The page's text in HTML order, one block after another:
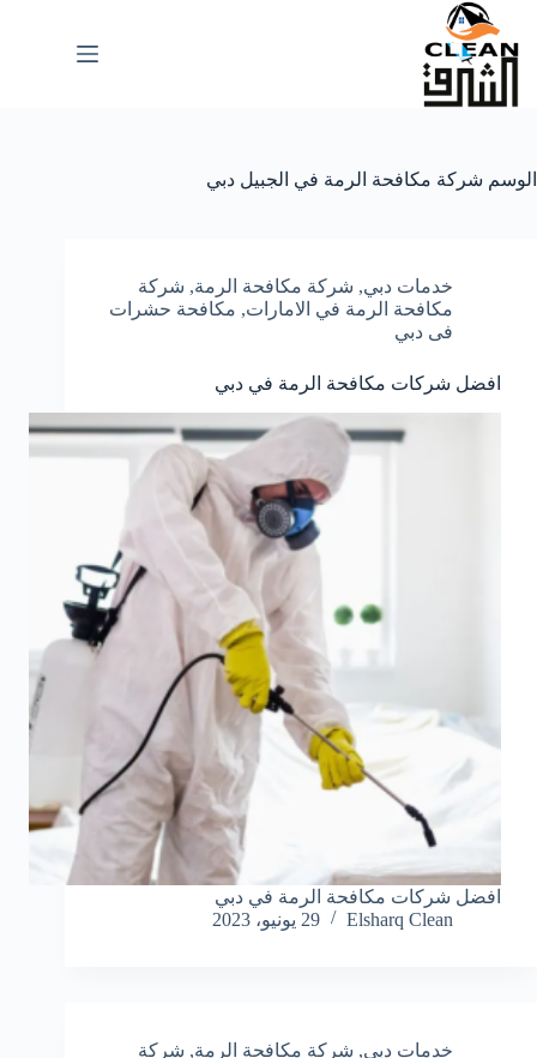
التجاوز
المحتوى
الوسم شركة مكافحة الرمة في الجبيل دبي
خدمات دبي, شركة مكافحة الرمة, شركة
مكافحة الرمة في الامارات, مكافحة حشرات
فى دبي
افضل شركات مكافحة الرمة في دبي
افضل شركات مكافحة الرمة في دبي
Elsharq Clean
29 يونيو، 2023
خدمات دبي, شركة مكافحة الرمة, شركة